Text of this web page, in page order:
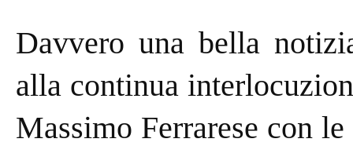
Davvero una bella
alla continua
Massimo Ferrarese con